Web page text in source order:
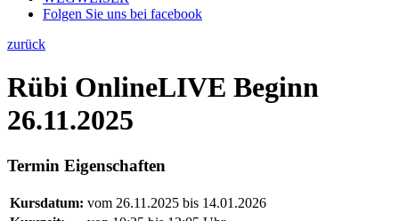
Folgen Sie uns bei facebook
zurück
Rübi OnlineLIVE Beginn
26.11.2025
Termin Eigenschaften
Kursdatum: vom 26.11.2025 bis 14.01.2026